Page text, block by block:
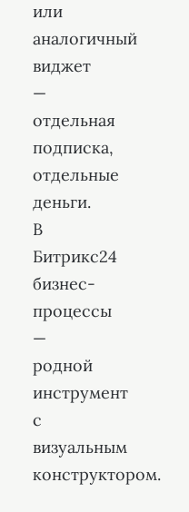
или
аналогичный
виджет
—
отдельная
подписка,
отдельные
деньги.
В
Битрикс24
бизнес-
процессы
—
родной
инструмент
с
визуальным
конструктором.